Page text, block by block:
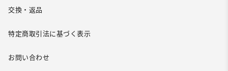
交換・返品
特定商取引法に基づく表示
お問い合わせ